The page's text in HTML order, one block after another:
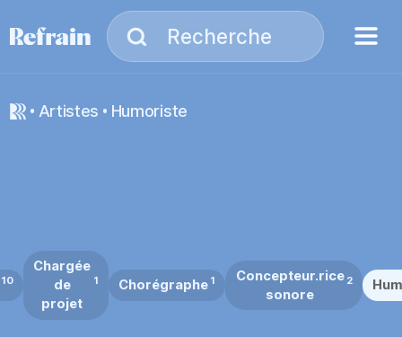
Recherche
artistes Humoriste
10
Chargée
de
projet
1 Chorégraphe 1
Concepteur.rice
sonore
2